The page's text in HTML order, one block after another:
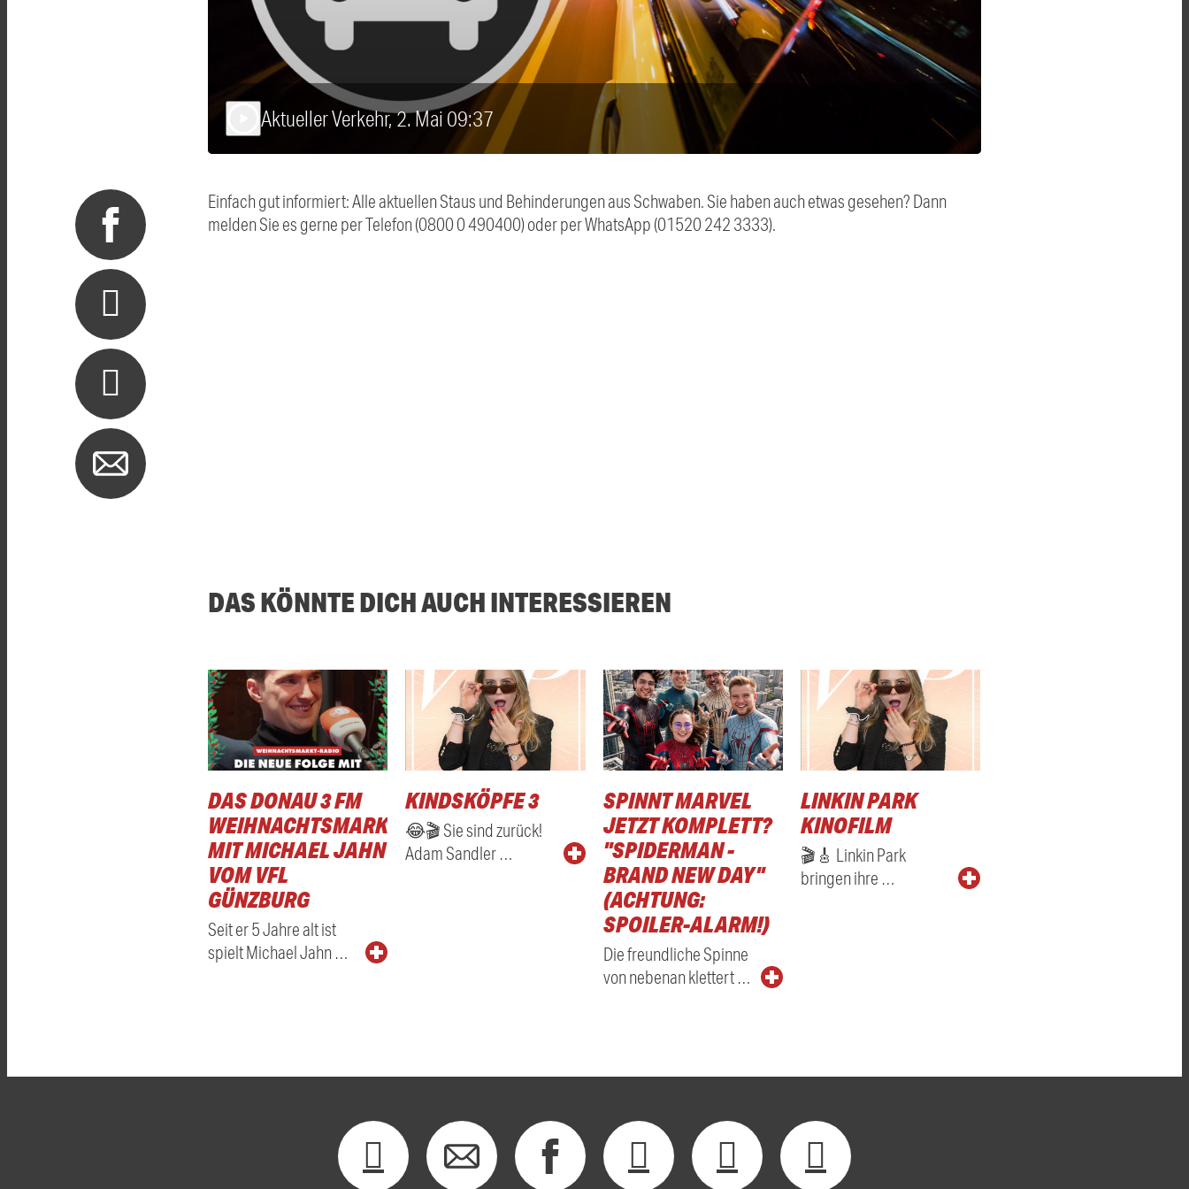
Aktueller Verkehr, 2. Mai 09:37
Einfach gut informiert: Alle aktuellen Staus und Behinderungen aus Schwaben. Sie haben auch etwas gesehen? Dann
melden Sie es gerne per Telefon (0800 0 490400) oder per WhatsApp (01520 242 3333).
DAS KÖNNTE DICH AUCH INTERESSIEREN
DAS DONAU 3 FM
WEIHNACHTSMARKTRADIO
MIT MICHAEL JAHN
VOM VFL
GÜNZBURG
Seit er 5 Jahre alt ist
spielt Michael Jahn …
KINDSKÖPFE 3
😂🎬 Sie sind zurück!
Adam Sandler …
SPINNT MARVEL
JETZT KOMPLETT?
"SPIDERMAN -
BRAND NEW DAY"
(ACHTUNG:
SPOILER-ALARM!)
Die freundliche Spinne
von nebenan klettert …
LINKIN PARK
KINOFILM
🎬🎸 Linkin Park
bringen ihre …